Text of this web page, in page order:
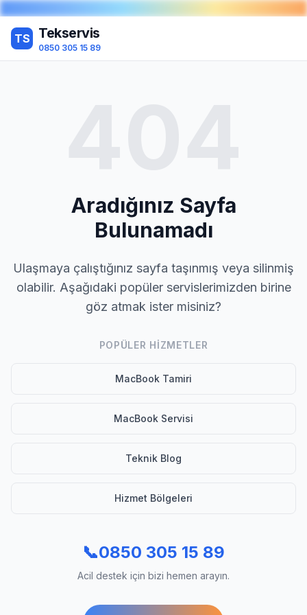
TS Tekservis
0850 305 15 89
Aradığınız Sayfa
Bulunamadı
Ulaşmaya çalıştığınız sayfa taşınmış veya silinmiş
olabilir. Aşağıdaki popüler servislerimizden birine
göz atmak ister misiniz?
POPÜLER HIZMETLER
MacBook Tamiri
MacBook Servisi
Teknik Blog
Hizmet Bölgeleri
📞0850 305 15 89
Acil destek için bizi hemen arayın.